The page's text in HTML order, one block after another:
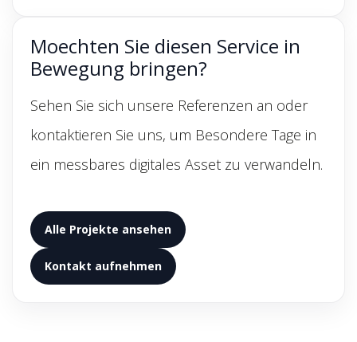
Moechten Sie diesen Service in
Bewegung bringen?
Sehen Sie sich unsere Referenzen an oder
kontaktieren Sie uns, um Besondere Tage in
ein messbares digitales Asset zu verwandeln.
Alle Projekte ansehen
Kontakt aufnehmen